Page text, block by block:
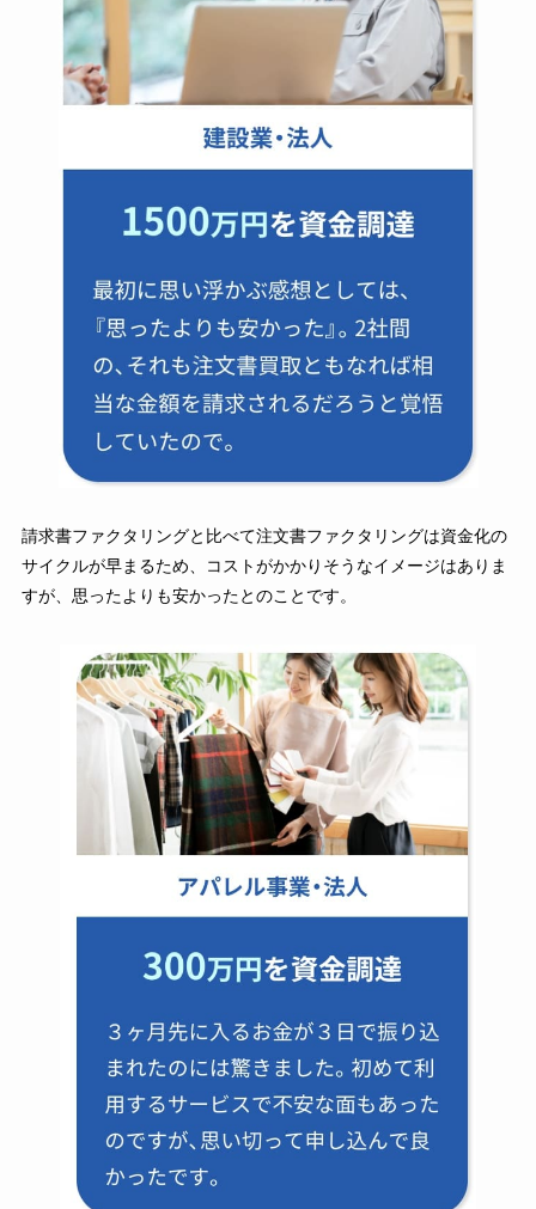
請求書ファクタリングと比べて注文書ファクタリングは資金化の
サイクルが早まるため、コストがかかりそうなイメージはありま
すが、思ったよりも安かったとのことです。